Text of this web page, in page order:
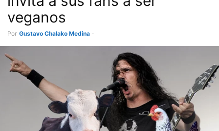
veganos
Por Gustavo Chalako Medina -